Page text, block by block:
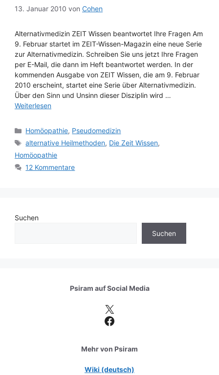
13. Januar 2010 von Cohen
Alternativmedizin ZEIT Wissen beantwortet Ihre Fragen Am
9. Februar startet im ZEIT-Wissen-Magazin eine neue Serie
zur Alternativmedizin. Schreiben Sie uns jetzt Ihre Fragen
per E-Mail, die dann im Heft beantwortet werden. In der
kommenden Ausgabe von ZEIT Wissen, die am 9. Februar
2010 erscheint, startet eine Serie über Alternativmedizin.
Über den Sinn und Unsinn dieser Disziplin wird …
Weiterlesen
Kategorien
Homöopathie, Pseudomedizin
Schlagwörter
alternative Heilmethoden, Die Zeit Wissen,
Homöopathie
12 Kommentare
Suchen
Suchen
Psiram aufSocial Media
X
Facebook
Mehr von Psiram
Wiki (deutsch)